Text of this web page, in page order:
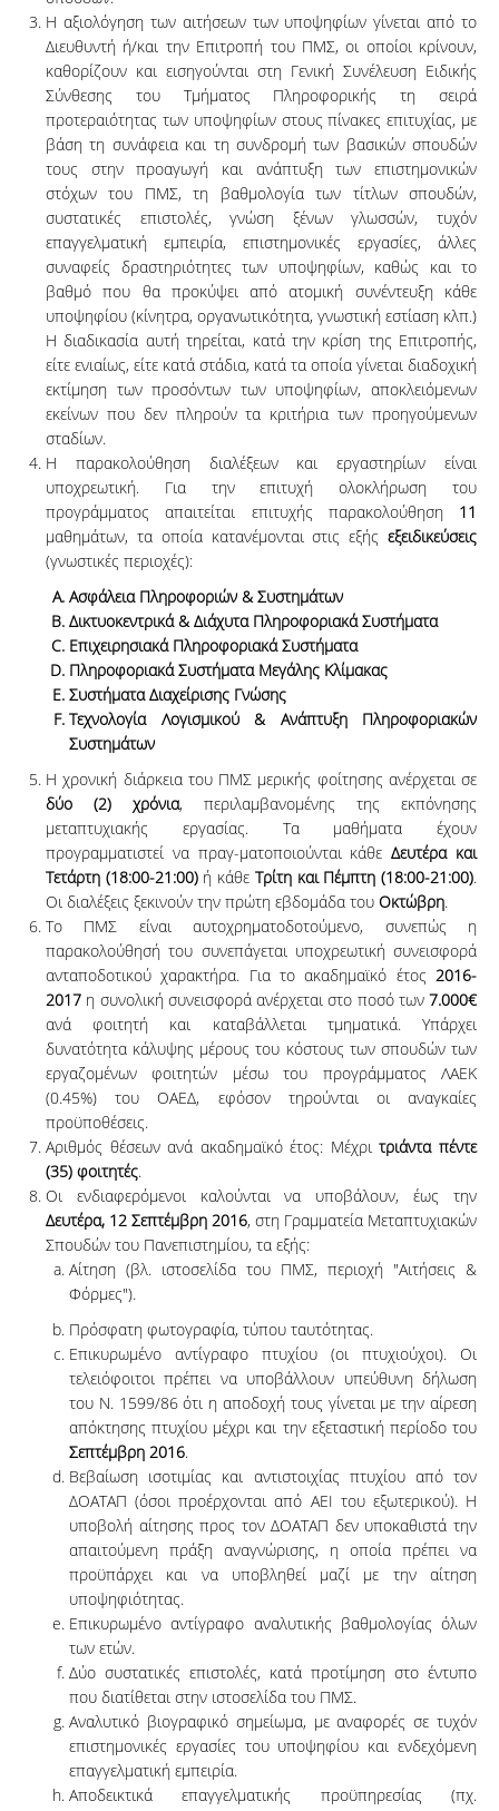
Η αξιολόγηση των αιτήσεων των υποψηφίων γίνεται από το
Διευθυντή ή/και την Επιτροπή του ΠΜΣ, οι οποίοι κρίνουν,
καθορίζουν και εισηγούνται στη Γενική Συνέλευση Ειδικής
Σύνθεσης του Τμήματος Πληροφορικής τη σειρά
προτεραιότητας των υποψηφίων στους πίνακες επιτυχίας, με
βάση τη συνάφεια και τη συνδρομή των βασικών σπουδών
τους στην προαγωγή και ανάπτυξη των επιστημονικών
στόχων του ΠΜΣ, τη βαθμολογία των τίτλων σπουδών,
συστατικές επιστολές, γνώση ξένων γλωσσών, τυχόν
επαγγελματική εμπειρία, επιστημονικές εργασίες, άλλες
συναφείς δραστηριότητες των υποψηφίων, καθώς και το
βαθμό που θα προκύψει από ατομική συνέντευξη κάθε
υποψηφίου (κίνητρα, οργανωτικότητα, γνωστική εστίαση κλπ.)
Η διαδικασία αυτή τηρείται, κατά την κρίση της Επιτροπής,
είτε ενιαίως, είτε κατά στάδια, κατά τα οποία γίνεται διαδοχική
εκτίμηση των προσόντων των υποψηφίων, αποκλειόμενων
εκείνων που δεν πληρούν τα κριτήρια των προηγούμενων
σταδίων.
Η παρακολούθηση διαλέξεων και εργαστηρίων είναι
υποχρεωτική. Για την επιτυχή ολοκλήρωση του
προγράμματος απαιτείται επιτυχής παρακολούθηση 11
μαθημάτων, τα οποία κατανέμονται στις εξής εξειδικεύσεις
(γνωστικές περιοχές):
Ασφάλεια Πληροφοριών & Συστημάτων
Δικτυοκεντρικά & Διάχυτα Πληροφοριακά Συστήματα
Επιχειρησιακά Πληροφοριακά Συστήματα
Πληροφοριακά Συστήματα Μεγάλης Κλίμακας
Συστήματα Διαχείρισης Γνώσης
Τεχνολογία Λογισμικού & Ανάπτυξη Πληροφοριακών
Συστημάτων
Η χρονική διάρκεια του ΠΜΣ μερικής φοίτησης ανέρχεται σε
δύο (2) χρόνια, περιλαμβανομένης της εκπόνησης
μεταπτυχιακής εργασίας. Τα μαθήματα έχουν
προγραμματιστεί να πραγ-ματοποιούνται κάθεΔευτέρα και
Τετάρτη (18:00-21:00)ή κάθε Τρίτη και Πέμπτη (18:00-21:00).
Οι διαλέξεις ξεκινούν την πρώτη εβδομάδα του Οκτώβρη.
Το ΠΜΣ είναι αυτοχρηματοδοτούμενο, συνεπώς η
παρακολούθησή του συνεπάγεται υποχρεωτική συνεισφορά
ανταποδοτικού χαρακτήρα. Για το ακαδημαϊκό έτος 2016-
2017 η συνολική συνεισφορά ανέρχεται στο ποσό των 7.000€
ανά φοιτητή και καταβάλλεται τμηματικά. Υπάρχει
δυνατότητα κάλυψης μέρους του κόστους των σπουδών των
εργαζομένων φοιτητών μέσω του προγράμματος ΛΑΕΚ
(0.45%) του ΟΑΕΔ, εφόσον τηρούνται οι αναγκαίες
προϋποθέσεις.
Αριθμός θέσεων ανά ακαδημαϊκό έτος: Μέχριτριάντα πέντε
(35) φοιτητές.
Οι ενδιαφερόμενοι καλούνται να υποβάλουν, έως την
Δευτέρα, 12 Σεπτέμβρη 2016, στη Γραμματεία Μεταπτυχιακών
Σπουδών του Πανεπιστημίου, τα εξής:
Αίτηση (βλ. ιστοσελίδα του ΠΜΣ, περιοχή "Αιτήσεις &
Φόρμες").
Πρόσφατη φωτογραφία, τύπου ταυτότητας.
Επικυρωμένο αντίγραφο πτυχίου (οι πτυχιούχοι). Οι
τελειόφοιτοι πρέπει να υποβάλλουν υπεύθυνη δήλωση
του Ν. 1599/86 ότι η αποδοχή τους γίνεται με την αίρεση
απόκτησης πτυχίου μέχρι και την εξεταστική περίοδο του
Σεπτέμβρη 2016.
Βεβαίωση ισοτιμίας και αντιστοιχίας πτυχίου από τον
ΔΟΑΤΑΠ (όσοι προέρχονται από ΑΕΙ του εξωτερικού). Η
υποβολή αίτησης προς τον ΔΟΑΤΑΠ δεν υποκαθιστά την
απαιτούμενη πράξη αναγνώρισης, η οποία πρέπει να
προϋπάρχει και να υποβληθεί μαζί με την αίτηση
υποψηφιότητας.
Επικυρωμένο αντίγραφο αναλυτικής βαθμολογίας όλων
των ετών.
Δύο συστατικές επιστολές, κατά προτίμηση στο έντυπο
που διατίθεται στην ιστοσελίδα του ΠΜΣ.
Αναλυτικό βιογραφικό σημείωμα, με αναφορές σε τυχόν
επιστημονικές εργασίες του υποψηφίου και ενδεχόμενη
επαγγελματική εμπειρία.
Αποδεικτικά επαγγελματικής προϋπηρεσίας (πχ.